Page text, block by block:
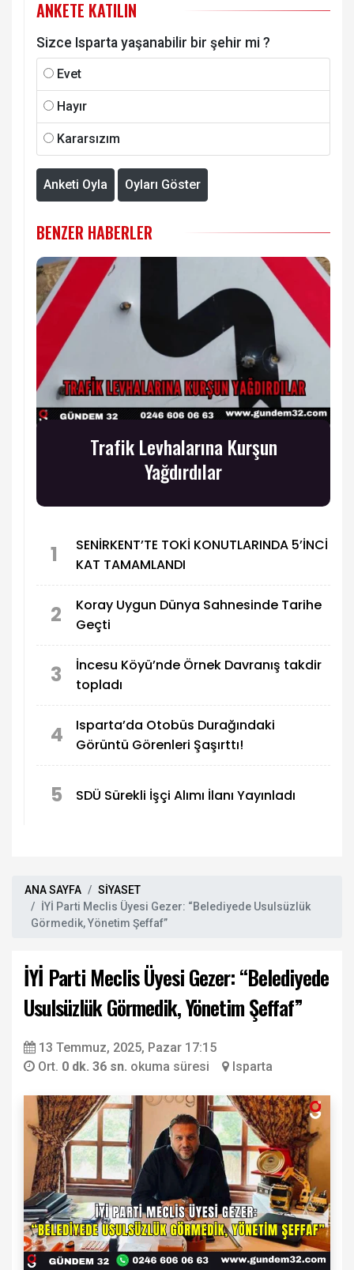
ANKETE KATILIN
Sizce Isparta yaşanabilir bir şehir mi ?
Evet
Hayır
Kararsızım
Anketi Oyla Oyları Göster
BENZER HABERLER
Trafik Levhalarına Kurşun
Yağdırdılar
1
SENİRKENT’TE TOKİ KONUTLARINDA 5’İNCİ
KAT TAMAMLANDI
2
Koray Uygun Dünya Sahnesinde Tarihe
Geçti
3
İncesu Köyü’nde Örnek Davranış takdir
topladı
4
Isparta’da Otobüs Durağındaki
Görüntü Görenleri Şaşırttı!
5 SDÜ Sürekli İşçi Alımı İlanı Yayınladı
ANA SAYFA
SİYASET
İYİ Parti Meclis Üyesi Gezer: “Belediyede Usulsüzlük
Görmedik, Yönetim Şeffaf”
İYİ Parti Meclis Üyesi Gezer: “Belediyede
Usulsüzlük Görmedik, Yönetim Şeffaf”
13 Temmuz, 2025, Pazar 17:15
Ort. 0 dk. 36 sn. okuma süresi Isparta